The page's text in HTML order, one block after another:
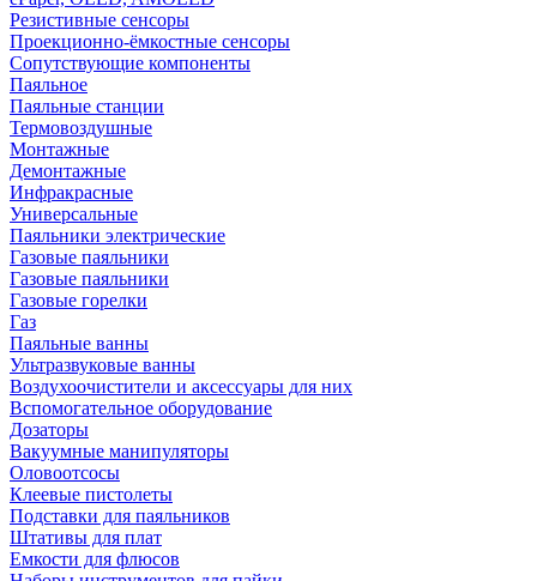
Резистивные сенсоры
Проекционно-ёмкостные сенсоры
Сопутствующие компоненты
Паяльное
Паяльные станции
Термовоздушные
Монтажные
Демонтажные
Инфракрасные
Универсальные
Паяльники электрические
Газовые паяльники
Газовые паяльники
Газовые горелки
Газ
Паяльные ванны
Ультразвуковые ванны
Воздухоочистители и аксессуары для них
Вспомогательное оборудование
Дозаторы
Вакуумные манипуляторы
Оловоотсосы
Клеевые пистолеты
Подставки для паяльников
Штативы для плат
Емкости для флюсов